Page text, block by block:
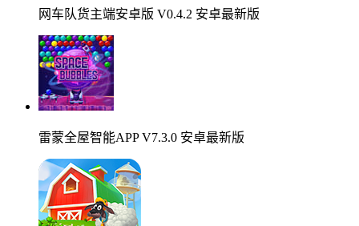
网车队货主端安卓版 V0.4.2 安卓最新版
雷蒙全屋智能APP V7.3.0 安卓最新版